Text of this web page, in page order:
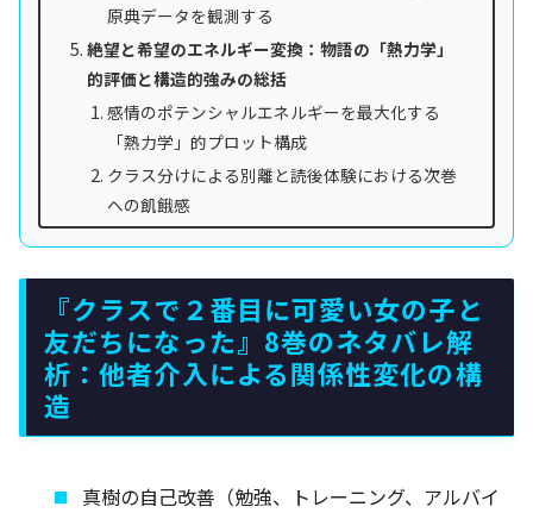
原典データを観測する
絶望と希望のエネルギー変換：物語の「熱力学」
的評価と構造的強みの総括
感情のポテンシャルエネルギーを最大化する
「熱力学」的プロット構成
クラス分けによる別離と読後体験における次巻
への飢餓感
『クラスで２番目に可愛い女の子と
友だちになった』8巻のネタバレ解
析：他者介入による関係性変化の構
造
真樹の自己改善（勉強、トレーニング、アルバイ